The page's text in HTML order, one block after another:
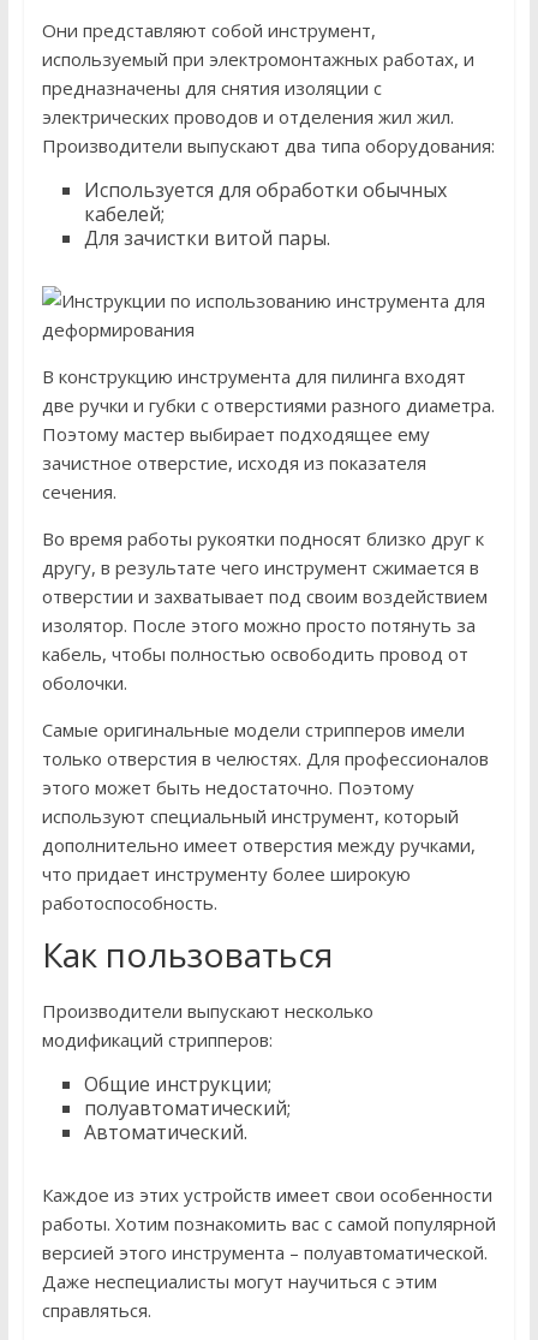
Они представляют собой инструмент,
используемый при электромонтажных работах, и
предназначены для снятия изоляции с
электрических проводов и отделения жил жил.
Производители выпускают два типа оборудования:
Используется для обработки обычных
кабелей;
Для зачистки витой пары.
В конструкцию инструмента для пилинга входят
две ручки и губки с отверстиями разного диаметра.
Поэтому мастер выбирает подходящее ему
зачистное отверстие, исходя из показателя
сечения.
Во время работы рукоятки подносят близко друг к
другу, в результате чего инструмент сжимается в
отверстии и захватывает под своим воздействием
изолятор. После этого можно просто потянуть за
кабель, чтобы полностью освободить провод от
оболочки.
Самые оригинальные модели стрипперов имели
только отверстия в челюстях. Для профессионалов
этого может быть недостаточно. Поэтому
используют специальный инструмент, который
дополнительно имеет отверстия между ручками,
что придает инструменту более широкую
работоспособность.
Как пользоваться
Производители выпускают несколько
модификаций стрипперов:
Общие инструкции;
полуавтоматический;
Автоматический.
Каждое из этих устройств имеет свои особенности
работы. Хотим познакомить вас с самой популярной
версией этого инструмента – полуавтоматической.
Даже неспециалисты могут научиться с этим
справляться.